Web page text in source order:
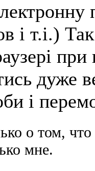
і т.і.)
і
о том,
мне.